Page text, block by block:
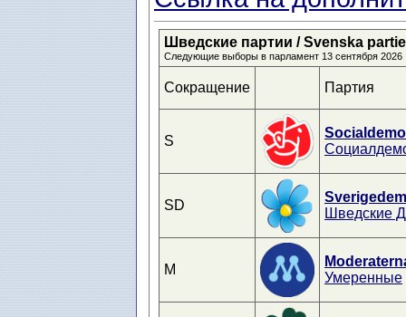
Шведские партии / Svenska
Следующие выборы в парламент 13 сентября 2026
Сокращение Партия
S
SD
Шведские
M
Умеренные